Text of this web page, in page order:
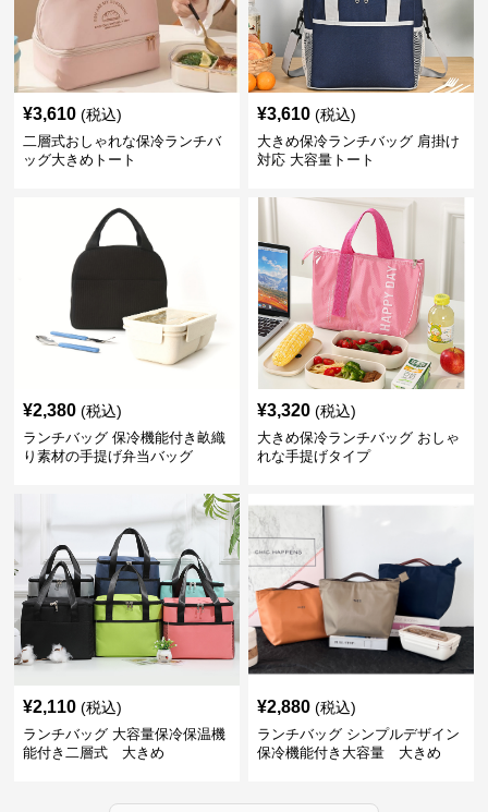
¥3,610 (税込)
二層式おしゃれな保冷ランチバ
ッグ大きめトート
¥3,610 (税込)
大きめ保冷ランチバッグ 肩掛け
対応 大容量トート
¥2,380 (税込)
ランチバッグ 保冷機能付き畝織
り素材の手提げ弁当バッグ
¥3,320 (税込)
大きめ保冷ランチバッグ おしゃ
れな手提げタイプ
¥2,110 (税込)
ランチバッグ 大容量保冷保温機
能付き二層式 大きめ
¥2,880 (税込)
ランチバッグ シンプルデザイン
保冷機能付き大容量 大きめ